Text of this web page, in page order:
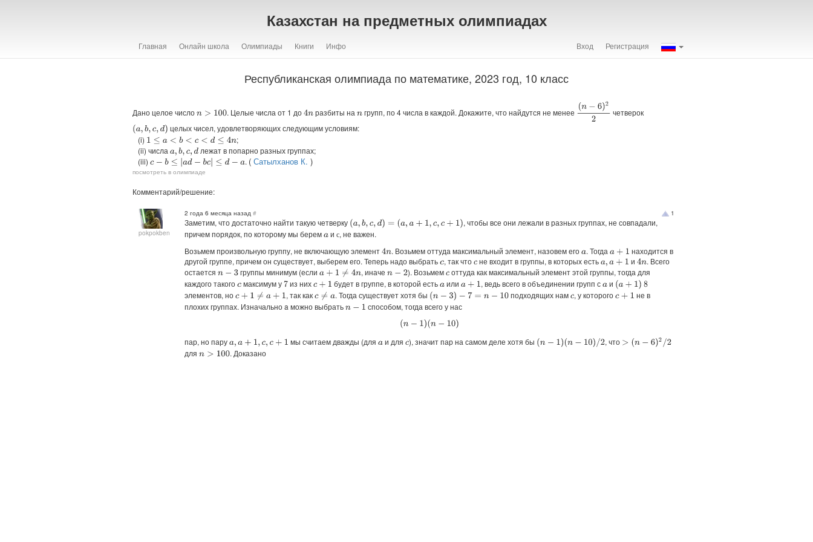
Казахстан на предметных олимпиадах
Главная Онлайн школа Олимпиады Книги Инфо Вход Регистрация
Республиканская олимпиада по математике, 2023 год, 10 класс
Дано целое числоn> 100 . Целые числа от 1 до4n разбиты наn групп, по 4 числа в каждой. Докажите, что найдутся не менее
(n− 6)22
четверок
(a,b,cd)
целых чисел, удовлетворяющих следующим условиям:
(i) 1 ≤a<b <c<d ≤4 n
;
(ii) числа a,b,c,d
лежат в попарно разных группах;
(iii) c−b ≤|ad− bc|≤ d− a . ( Сатылханов К. )
посмотреть в олимпиаде
Комментарий/решение:
pokpokben
1
2 года 6 месяца назад #
Заметим, что достаточно найти такую четверку (a,b,c,d)=(a ,a+1,c c+1)
, чтобы все они лежали в разных группах, не совпадали,
причем порядок, по которому мы беремa ис
с, не важен.
Возьмем произвольную группу, не включающую элемент4n. Возьмем оттуда максимальный элемент, назовем егоa. Тогдаa+1
находится в
другой группе, причем он существует, выберем его. Теперь надо выбратьc, так чтоcне входит в группы, в которых естьa,a+ 1 и4n. Всего
остаетсяn−3 группы минимум (еслиa+1≠4 n , иначе n−2 ). Возьмемcоттуда как максимальный элемент этой группы, тогда для
каждого такогоcмаксимум у7из нихc+1 будет в группе, в которой естьa илиa+1 , ведь всего в объединении групп сaи (a+1)
8
элементов, ноc+1 ≠a +1 , так какc≠a . Тогда существует хотя бы (n− 3) −7=n− 10 подходящих намc, у которогоc+1
не в
плохих группах. Изначально a можно выбратьn−1
способом, тогда всего у нас
(n−1)(n− 10 )
пар, но паруa,a+ 1,c ,c+1 мы считаем дважды (дляa и дляc), значит пар на самом деле хотя бы (n− 1) (n−10 )/2 , что >( n−6 )2/ 2
дляn>100 . Доказано